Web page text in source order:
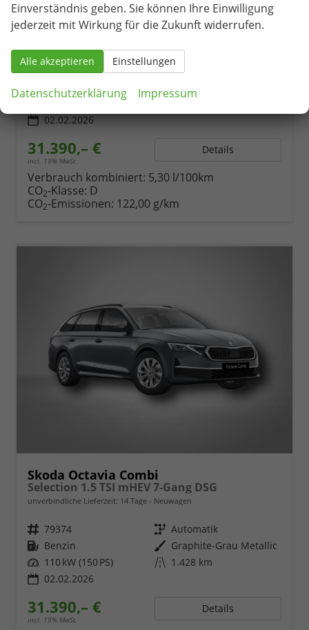
Skoda Octavia Combi
Selection 1.5 TSI mHEV 7-Gang DSG
79373 GetriebeAutomatik
Benzin
02.02.2026
31.390,– €
incl. 19% MwSt.
Details
Verbrauch kombiniert: 5,30 l/100km
CO2-Klasse: D
CO2-Emissionen: 122,00 g/km
Skoda Octavia Combi
Selection 1.5 TSI mHEV 7-Gang DSG
unverbindliche Lieferzeit: 14 Tage Neuwagen
Fahrzeugnr. 79374 Getriebe Automatik
Kraftstoff Benzin Außenfarbe Graphite-Grau Metallic
Leistung 110 kW (150 PS) Kilometerstand 1.428 km
02.02.2026
31.390,– €
incl. 19% MwSt.
Details
Einverständnis geben. Sie können Ihre Einwilligung
jederzeit mit Wirkung für die Zukunft widerrufen.
Alle akzeptieren Einstellungen
Datenschutzerklärung Impressum